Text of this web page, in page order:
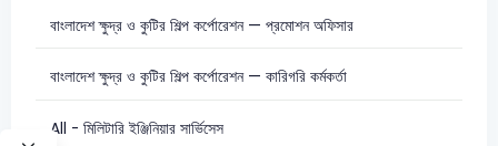
বাংলাদেশ ক্ষুদ্র ও কুটির শিল্প কর্পোরেশন — প্রমোশন অফিসার
বাংলাদেশ ক্ষুদ্র ও কুটির শিল্প কর্পোরেশন — কারিগরি কর্মকর্তা
All - মিলিটারি ইঞ্জিনিয়ার সার্ভিসেস